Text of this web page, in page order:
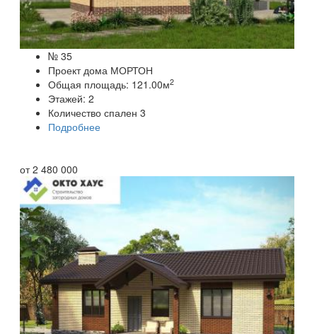
№ 35
Проект дома МОРТОН
Общая площадь: 121.00м2
Этажей: 2
Количество спален 3
Подробнее
от2 480 000